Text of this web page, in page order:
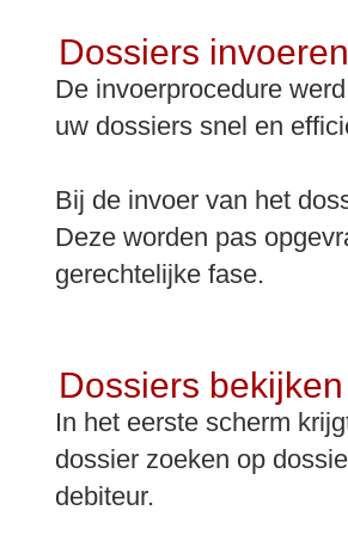
Dossiers invoeren
De invoerprocedure
uw dossiers snel en
Bij de invoer van het
Deze worden pas
gerechtelijke fase.
Dossiers bekijken
In het eerste scherm
dossier zoeken op
debiteur.